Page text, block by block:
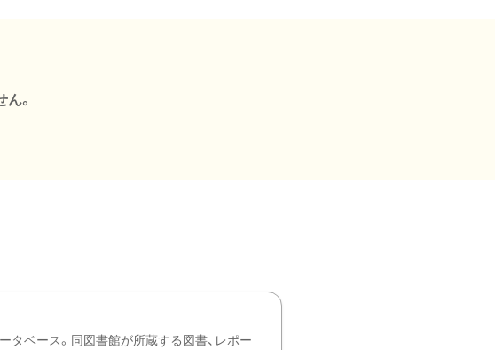
。
ベース。同図書館が所蔵する図書、レポー